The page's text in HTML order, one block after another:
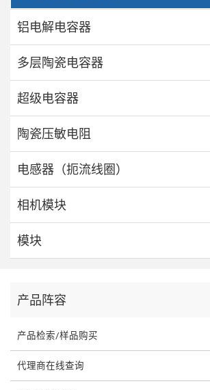
铝电解电容器
多层陶瓷电容器
超级电容器
陶瓷压敏电阻
电感器（扼流线圈）
相机模块
模块
产品阵容
产品检索/样品购买
代理商在线查询